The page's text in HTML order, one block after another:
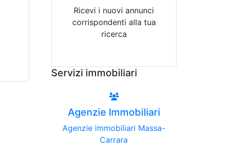
Ricevi i nuovi annunci
corrispondenti alla tua
ricerca
Servizi immobiliari
Agenzie Immobiliari
Agenzie immobiliari Massa-
Carrara